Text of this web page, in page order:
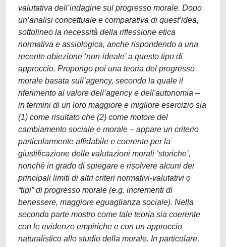
valutativa dell’indagine sul progresso morale. Dopo
un’analisi concettuale e comparativa di quest’idea,
sottolineo la necessità della riflessione etica
normativa e assiologica, anche rispondendo a una
recente obiezione ‘non-ideale’ a questo tipo di
approccio. Propongo poi una teoria del progresso
morale basata sull’agency, secondo la quale il
riferimento al valore dell’agency e dell'autonomia –
in termini di un loro maggiore e migliore esercizio sia
(1) come risultato che (2) come motore del
cambiamento sociale e morale – appare un criterio
particolarmente affidabile e coerente per la
giustificazione delle valutazioni morali ‘storiche’,
nonché in grado di spiegare e risolvere alcuni dei
principali limiti di altri criteri normativi-valutativi o
“tipi” di progresso morale (e.g. incrementi di
benessere, maggiore eguaglianza sociale). Nella
seconda parte mostro come tale teoria sia coerente
con le evidenze empiriche e con un approccio
naturalistico allo studio della morale. In particolare,